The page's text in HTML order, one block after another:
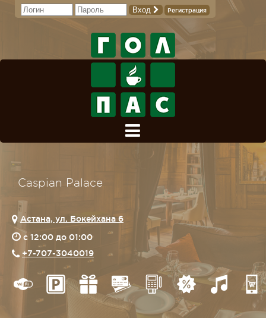
Вход Регистрация
Caspian Palace
Астана, ул. Бокейхана 6
c 12:00 до 01:00
+7-707-3040019